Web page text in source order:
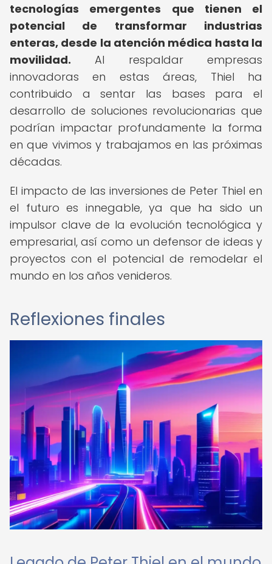
tecnologías emergentes que tienen el
potencial de transformar industrias
enteras, desde la atención médica hasta la
movilidad. Al respaldar empresas
innovadoras en estas áreas, Thiel ha
contribuido a sentar las bases para el
desarrollo de soluciones revolucionarias que
podrían impactar profundamente la forma
en que vivimos y trabajamos en las próximas
décadas.
El impacto de las inversiones de Peter Thiel en
el futuro es innegable, ya que ha sido un
impulsor clave de la evolución tecnológica y
empresarial, así como un defensor de ideas y
proyectos con el potencial de remodelar el
mundo en los años venideros.
Reflexiones finales